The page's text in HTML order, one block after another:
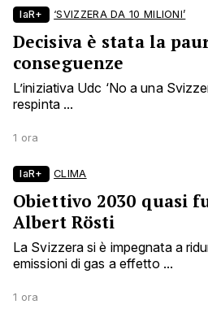
laR+ ‘SVIZZERA DA 10 MILIONI’
Decisiva è stata la
conseguenze
L’iniziativa Udc ‘No a una
respinta ...
1 ora
laR+ CLIMA
Obiettivo 2030 quasi
Albert Rösti
La Svizzera si è impegnata a
emissioni di gas a effetto ...
1 ora